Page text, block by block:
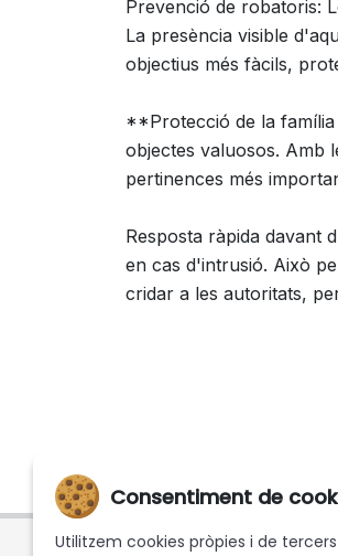
Prevenció de robatoris:
La presència visible
objectius més fàcils,
**Protecció de la família
objectes valuosos. Amb
pertinences més
Resposta ràpida davant
en cas d'intrusió. Això
cridar a les autoritats,
Consentiment de
Utilitzem cookies pròpies i de